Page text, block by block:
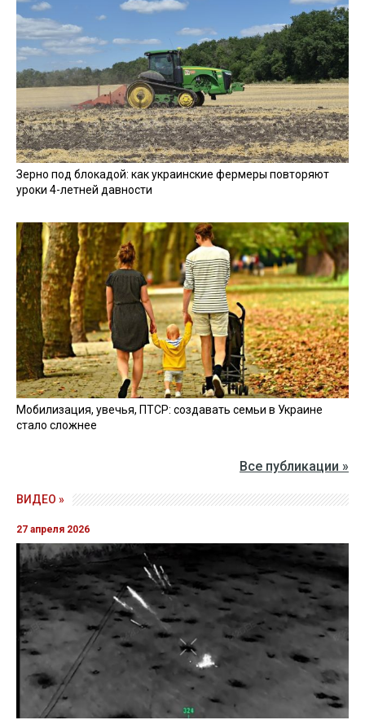
Зерно под блокадой: как украинские фермеры повторяют
уроки 4-летней давности
Мобилизация, увечья, ПТСР: создавать семьи в Украине
стало сложнее
Все публикации »
ВИДЕО »
27 апреля 2026